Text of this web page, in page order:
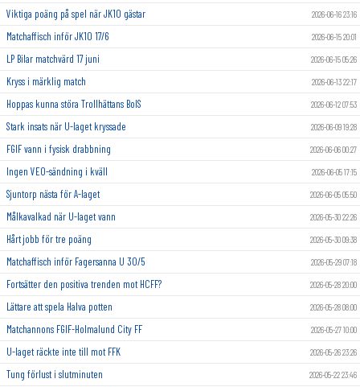
Viktiga poäng på spel när JK10 gästar 2026-06-16 23:16
Matchaffisch inför JK10 17/6 2026-06-15 20:01
LP Bilar matchvärd 17 juni 2026-06-15 05:26
Kryss i märklig match 2026-06-13 22:17
Hoppas kunna störa Trollhättans BoIS 2026-06-12 07:53
Stark insats när U-laget kryssade 2026-06-09 19:28
FGIF vann i fysisk drabbning 2026-06-06 00:27
Ingen VEO-sändning i kväll 2026-06-05 17:15
Sjuntorp nästa för A-laget 2026-06-05 05:50
Målkavalkad när U-laget vann 2026-05-30 22:26
Hårt jobb för tre poäng 2026-05-30 09:38
Matchaffisch inför Fagersanna U 30/5 2026-05-29 07:18
Fortsätter den positiva trenden mot HCFF? 2026-05-28 20:00
Lättare att spela Halva potten 2026-05-28 08:00
Matchannons FGIF-Holmalund City FF 2026-05-27 10:00
U-laget räckte inte till mot FFK 2026-05-26 23:26
Tung förlust i slutminuten 2026-05-22 23:46